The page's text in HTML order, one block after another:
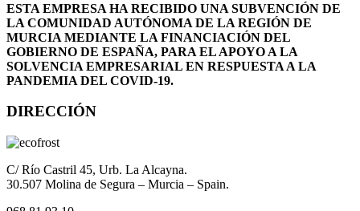
ESTA EMPRESA HA RECIBIDO UNA SUBVENCIÓN DE
LA COMUNIDAD AUTÓNOMA DE LA REGIÓN DE
MURCIA MEDIANTE LA FINANCIACIÓN DEL
GOBIERNO DE ESPAÑA, PARA EL APOYO A LA
SOLVENCIA EMPRESARIAL EN RESPUESTA A LA
PANDEMIA DEL COVID-19.
DIRECCIÓN
C/ Río Castril 45, Urb. La Alcayna.
30.507 Molina de Segura – Murcia – Spain.